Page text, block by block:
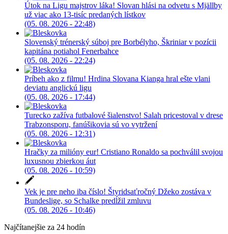
Útok na Ligu majstrov láka! Slovan hlási na odvetu s Mjällby
už viac ako 13-tisíc predaných lístkov
(05. 08. 2026 - 22:48)
Slovenský trénerský súboj pre Borbélyho, Škriniar v pozícii
kapitána potiahol Fenerbahce
(05. 08. 2026 - 22:24)
Príbeh ako z filmu! Hrdina Slovana Kianga hral ešte vlani
deviatu anglickú ligu
(05. 08. 2026 - 17:44)
Turecko zažíva futbalové šialenstvo! Salah pricestoval v drese
Trabzonsporu, fanúšikovia sú vo vytržení
(05. 08. 2026 - 12:31)
Hračky za milióny eur! Cristiano Ronaldo sa pochválil svojou
luxusnou zbierkou áut
(05. 08. 2026 - 10:59)
Vek je pre neho iba číslo! Štyridsaťročný Džeko zostáva v
Bundeslige, so Schalke predĺžil zmluvu
(05. 08. 2026 - 10:46)
Najčítanejšie za 24 hodín